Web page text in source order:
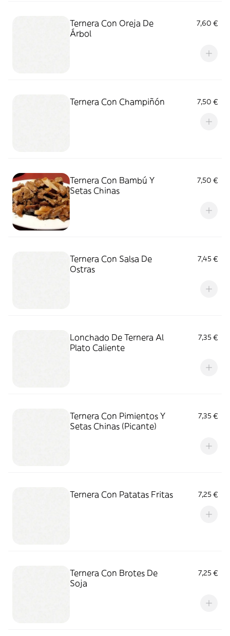
Ternera Con Oreja De
Árbol
7,60 €
Ternera Con Champiñón 7,50 €
Ternera Con Bambú Y
Setas Chinas
7,50 €
Ternera Con Salsa De
Ostras
7,45 €
Lonchado De Ternera Al
Plato Caliente
7,35 €
Ternera Con Pimientos Y
Setas Chinas (Picante)
7,35 €
Ternera Con Patatas Fritas 7,25 €
Ternera Con Brotes De
Soja
7,25 €